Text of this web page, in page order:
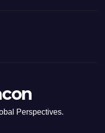
Perspectives.